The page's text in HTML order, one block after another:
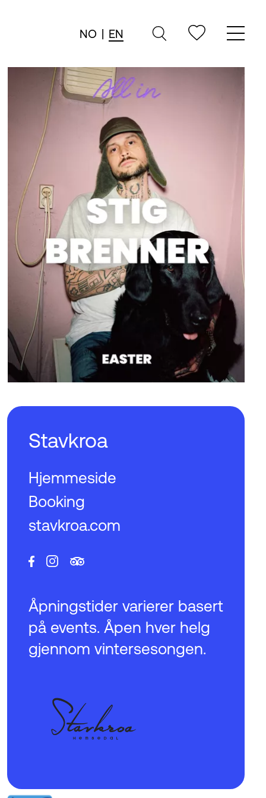
NO | EN
Stavkroa
Hjemmeside
Booking
stavkroa.com
Åpningstider varierer basert
på events. Åpen hver helg
gjennom vintersesongen.